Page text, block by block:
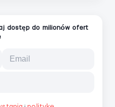
dostęp do milionów ofert